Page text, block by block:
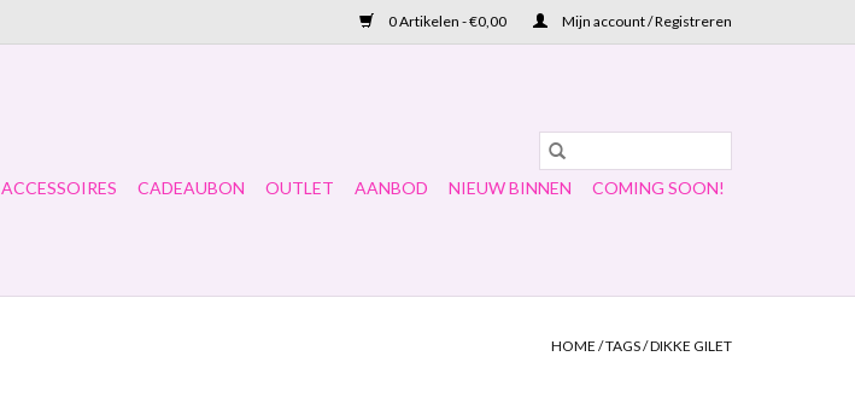
0 Artikelen - €0,00 Mijn account / Registreren
ACCESSOIRES CADEAUBON OUTLET AANBOD NIEUW BINNEN COMING SOON!
HOME /TAGS/DIKKE GILET